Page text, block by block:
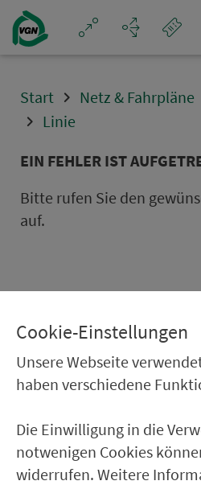
Navigation überspringen
Start Netz & Fahrpläne
Linie
EIN FEHLER IST
Bitte rufen Sie den
auf.
22.000
ter­neh­men. 1.100
Cookie-Einstellungen
Unsere Webseite
haben verschiedene
Die Einwilligung in die
notwenigen Cookies
widerrufen. Weitere